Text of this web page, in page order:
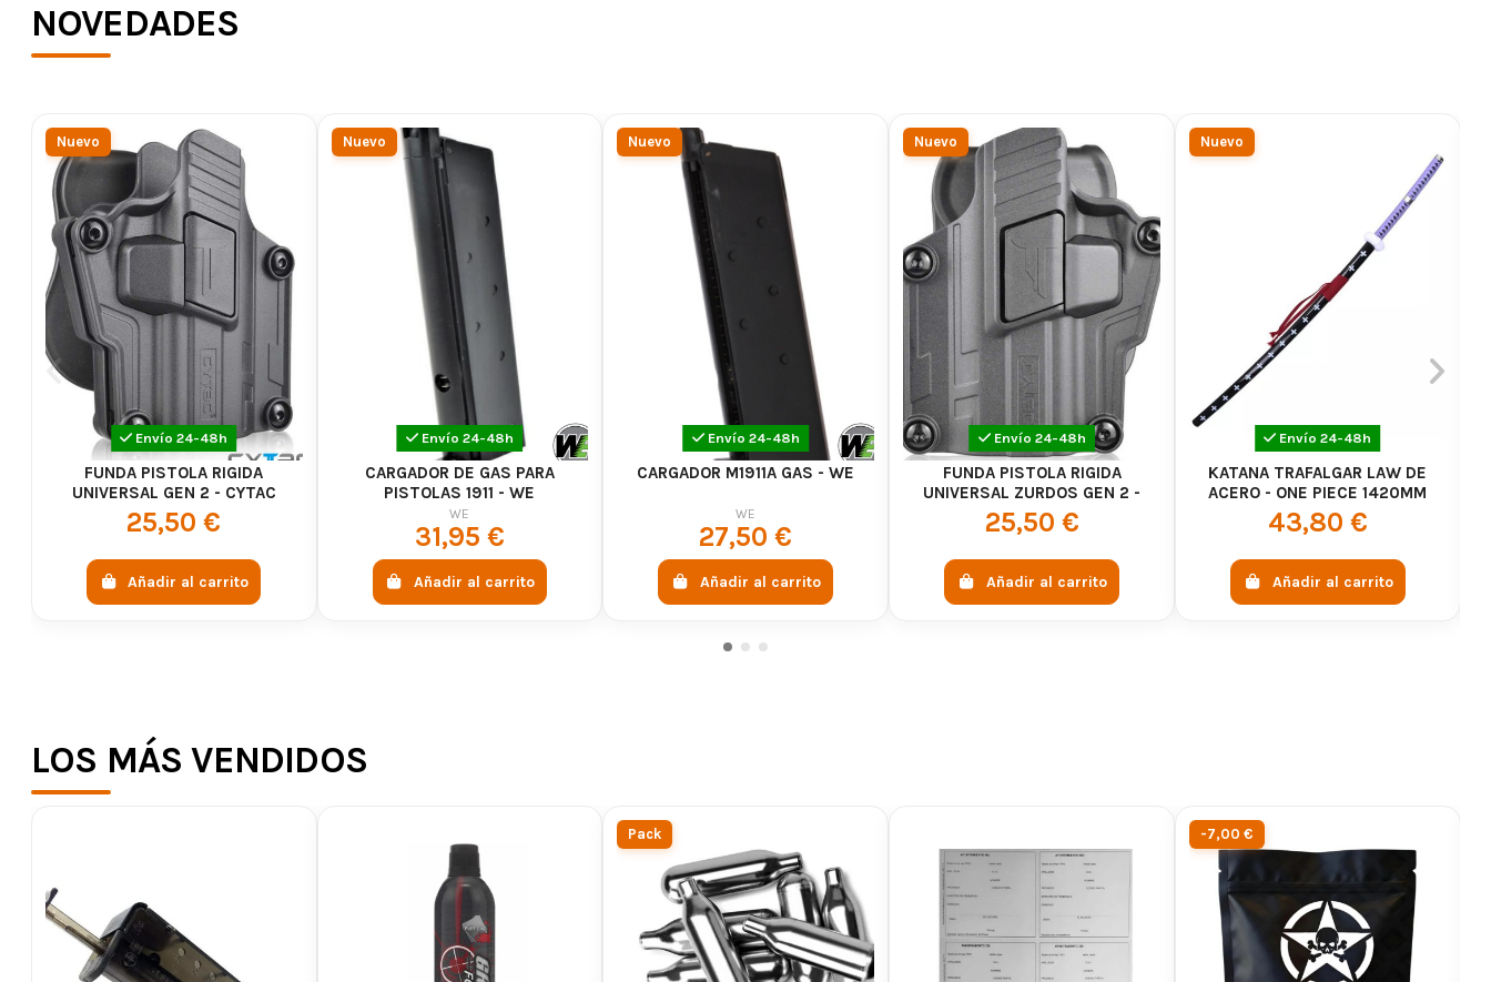
NOVEDADES
Nuevo
Envío 24-48h
FUNDA PISTOLA RIGIDA
UNIVERSAL GEN 2 - CYTAC
25,50 €
Añadir al carrito
Nuevo
Envío 24-48h
CARGADOR DE GAS PARA
PISTOLAS 1911 - WE
WE
31,95 €
Añadir al carrito
Nuevo
Envío 24-48h
CARGADOR M1911A GAS - WE
WE
27,50 €
Añadir al carrito
Nuevo
Envío 24-48h
FUNDA PISTOLA RIGIDA
UNIVERSAL ZURDOS GEN 2 -
CYTAC
25,50 €
Añadir al carrito
Nuevo
Envío 24-48h
KATANA TRAFALGAR LAW DE
ACERO - ONE PIECE 1420MM
43,80 €
Añadir al carrito
LOS MÁS VENDIDOS
Pack -7,00 €